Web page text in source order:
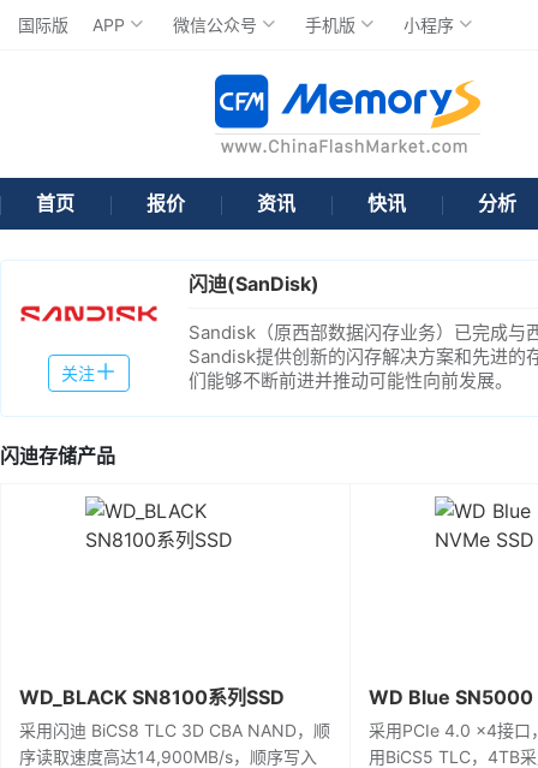
国际版 APP 微信公众号 手机版 小程序
首页 报价 资讯 快讯 分析
关注
闪迪(SanDisk)
Sandisk（原西部数据闪存业务）已完成与
Sandisk提供创新的闪存解决方案和先进的
们能够不断前进并推动可能性向前发展。
闪迪存储产品
WD_BLACK SN8100系列SSD
采用闪迪 BiCS8 TLC 3D CBA NAND，顺
序读取速度高达14,900MB/s，顺序写入
WD Blue SN5000
采用PCIe 4.0 x4接口
用BiCS5 TLC，4TB